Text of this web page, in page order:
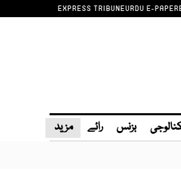
EXPRESS TRIBUNEURDU E-PAPER
بزنس رائے مزید